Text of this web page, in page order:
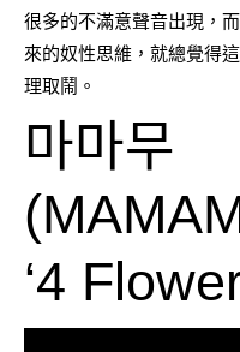
很多的不滿意聲音出現，
來的奴性思維，就總覺得
理取鬧。
마마무
‘4